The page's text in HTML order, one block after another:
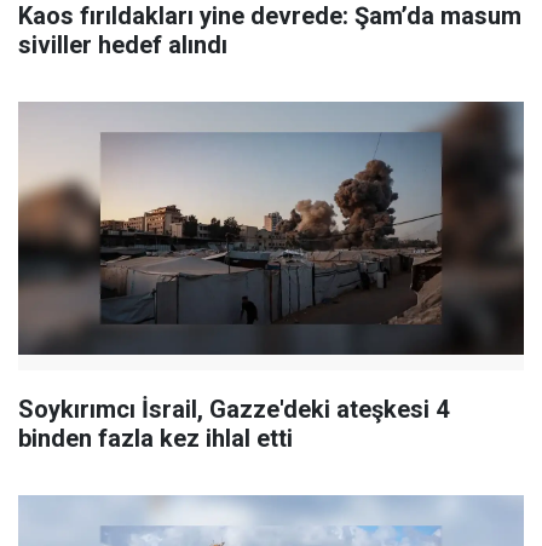
Kaos fırıldakları yine devrede: Şam’da masum
siviller hedef alındı
Soykırımcı İsrail, Gazze'deki ateşkesi 4
binden fazla kez ihlal etti